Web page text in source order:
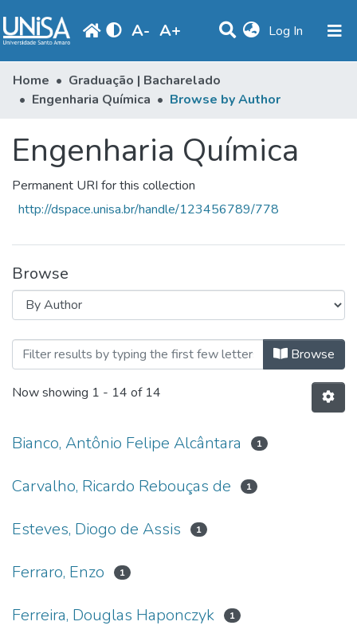
A- A+ Log In (current)
Communities & Collections
Browse
Produção Docente
Periodicals
Home
Graduação | Bacharelado
Engenharia Química
Browse by Author
Engenharia Química
Permanent URI for this collection
http://dspace.unisa.br/handle/123456789/778
Browse
Browsing Engenharia Química by
Browse
Now showing 1 - 14 of 14
Bianco, Antônio Felipe Alcântara 1
Carvalho, Ricardo Rebouças de 1
Esteves, Diogo de Assis 1
Ferraro, Enzo 1
Ferreira, Douglas Haponczyk 1